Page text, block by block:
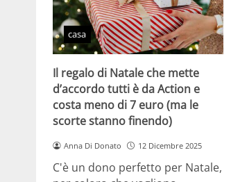
casa
Il regalo di Natale che mette
d’accordo tutti è da Action e
costa meno di 7 euro (ma le
scorte stanno finendo)
Anna Di Donato 12 Dicembre 2025
C'è un dono perfetto per Natale,